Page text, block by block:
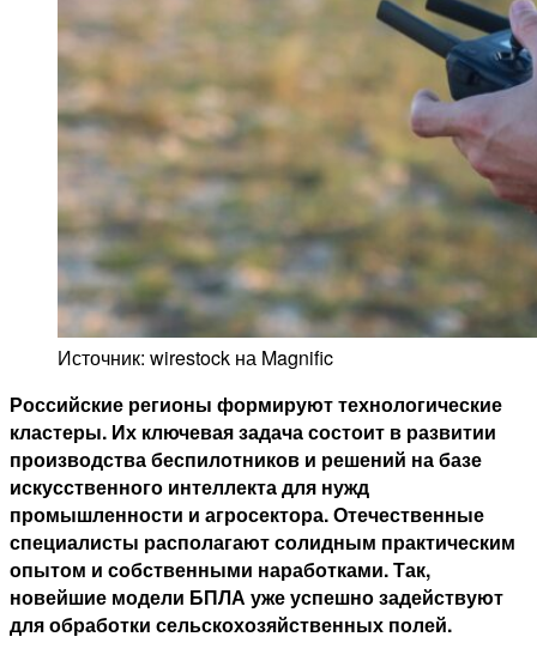
Источник: wirestock на Magnific
Российские регионы формируют технологические
кластеры. Их ключевая задача состоит в развитии
производства беспилотников и решений на базе
искусственного интеллекта для нужд
промышленности и агросектора. Отечественные
специалисты располагают солидным практическим
опытом и собственными наработками. Так,
новейшие модели БПЛА уже успешно задействуют
для обработки сельскохозяйственных полей.